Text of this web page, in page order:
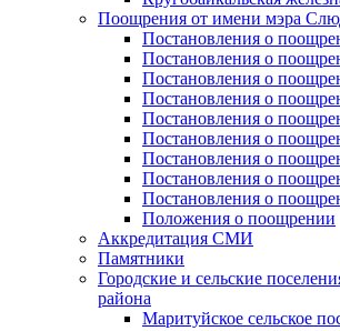
Поощрения от имени мэра
Постановления о
Постановления о
Постановления о
Постановления о
Постановления о
Постановления о
Постановления о
Постановления о
Постановления о
Положения о поощрении
Аккредитация СМИ
Памятники
Городские и сельские
района
Маритуйское сельское